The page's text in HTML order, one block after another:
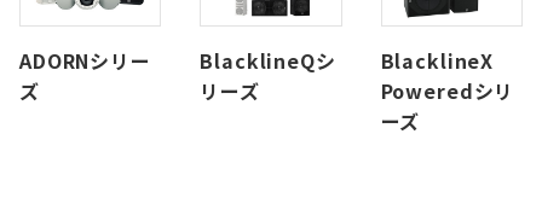
ADORNシリー
ズ
BlacklineQシ
リーズ
BlacklineX
Poweredシリ
ーズ